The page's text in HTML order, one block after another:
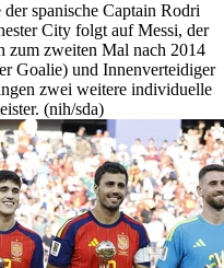
spanische Captain Rodri
City folgt auf Messi, der
zum zweiten Mal nach 2014
Goalie) und Innenverteidiger
zwei weitere individuelle
(nih/sda)